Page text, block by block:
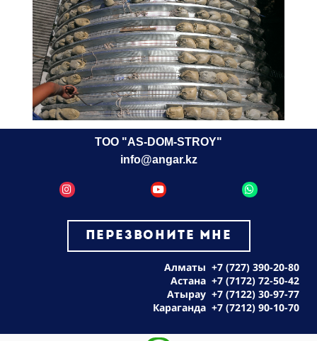
ТОО "AS-DOM-STROY"
info@angar.kz
ПЕРЕЗВОНИТЕ МНЕ
Алматы +7 (727) 390-20-80
Астана +7 (7172) 72-50-42
Атырау +7 (7122) 30-97-77
Караганда +7 (7212) 90-10-70